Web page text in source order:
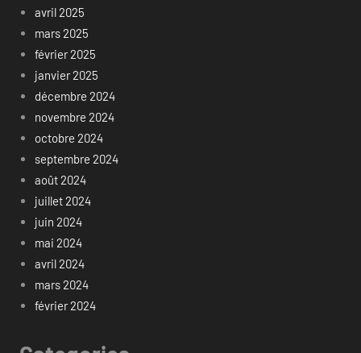
avril 2025
mars 2025
février 2025
janvier 2025
décembre 2024
novembre 2024
octobre 2024
septembre 2024
août 2024
juillet 2024
juin 2024
mai 2024
avril 2024
mars 2024
février 2024